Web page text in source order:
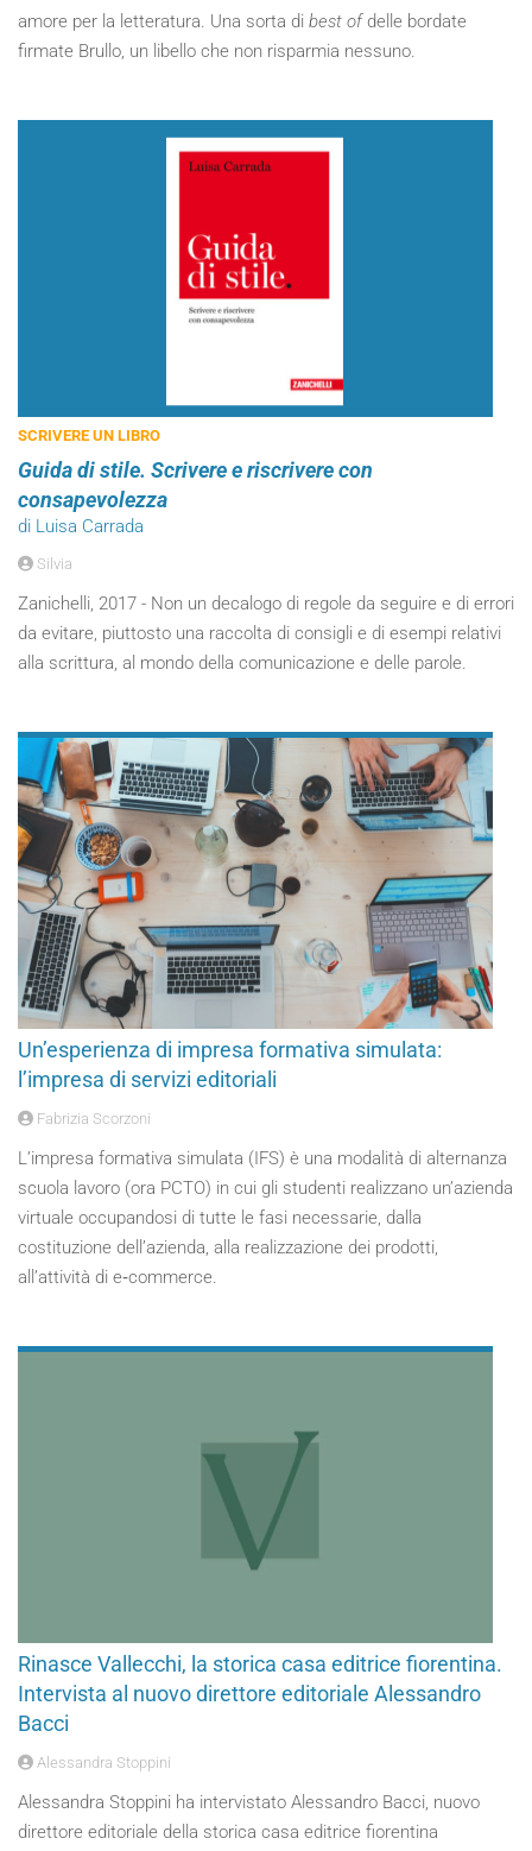
amore per la letteratura. Una sorta di best ofdelle bordate
firmate Brullo, un libello che non risparmia nessuno.
SCRIVERE UN LIBRO
Guida di stile. Scrivere e riscrivere con
consapevolezza
di Luisa Carrada
Silvia
Zanichelli, 2017 - Non un decalogo di regole da seguire e di errori
da evitare, piuttosto una raccolta di consigli e di esempi relativi
alla scrittura, al mondo della comunicazione e delle parole.
Un’esperienza di impresa formativa simulata:
l’impresa di servizi editoriali
Fabrizia Scorzoni
L’impresa formativa simulata (IFS) è una modalità di alternanza
scuola lavoro (ora PCTO) in cui gli studenti realizzano un’azienda
virtuale occupandosi di tutte le fasi necessarie, dalla
costituzione dell’azienda, alla realizzazione dei prodotti,
all’attività di e‑commerce.
Rinasce Vallecchi, la storica casa editrice fiorentina.
Intervista al nuovo direttore editoriale Alessandro
Bacci
Alessandra Stoppini
Alessandra Stoppini ha intervistato Alessandro Bacci, nuovo
direttore editoriale della storica casa editrice fiorentina